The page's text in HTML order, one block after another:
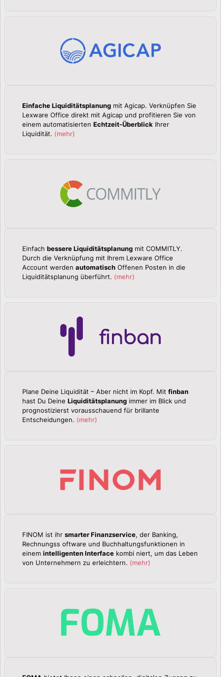
Einfache Liquiditätsplanung mit Agicap. Verknüpfen Sie
Lexware Office direkt mit Agicap und profitieren Sie von
einem automatisierten Echtzeit-Überblick Ihrer
Liquidität. (mehr)
Einfach bessere Liquiditätsplanung mit COMMITLY.
Durch die Verknüpfung mit Ihrem Lexware Office
Account werden automatisch Offenen Posten in die
Liquiditätsplanung überführt. (mehr)
Plane Deine Liquidität – Aber nicht im Kopf. Mit finban
hast Du Deine Liquiditätsplanung immer im Blick und
prognostizierst vorausschauend für brillante
Entscheidungen. (mehr)
FINOM ist ihr smarter Finanzservice, der Banking,
Rechnungss oftware und Buchhaltungsfunktionen in
einem intelligenten Interface kombi niert, um das Leben
von Unternehmern zu erleichtern. (mehr)